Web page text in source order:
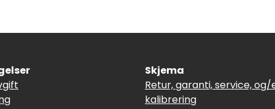
Skjema
Retur, garanti, service,
kalibrering